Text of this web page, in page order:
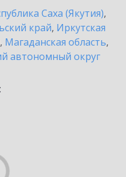
Саха (Якутия),
край, Иркутская
, Магаданская область,
автономный округ